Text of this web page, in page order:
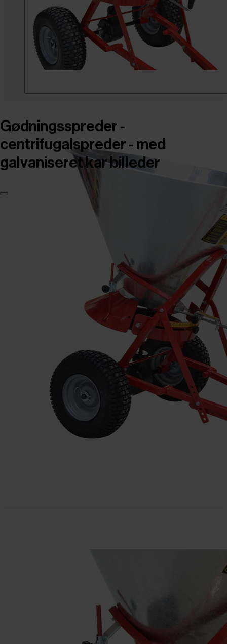
Gødningsspreder -
centrifugalspreder - med
galvaniseret kar billeder